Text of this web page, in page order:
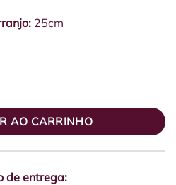
25cm
AO CARRINHO
de entrega: